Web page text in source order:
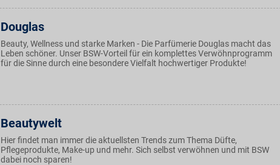
Douglas
Beauty, Wellness und starke Marken - Die Parfümerie Douglas macht das
Leben schöner. Unser BSW-Vorteil für ein komplettes Verwöhnprogramm
für die Sinne durch eine besondere Vielfalt hochwertiger Produkte!
Beautywelt
Hier findet man immer die aktuellsten Trends zum Thema Düfte,
Pflegeprodukte, Make-up und mehr. Sich selbst verwöhnen und mit BSW
dabei noch sparen!